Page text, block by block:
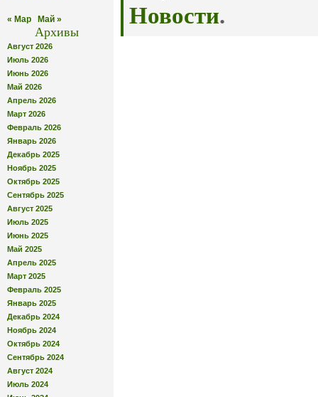
« Мар Май »
Архивы
Август 2026
Июль 2026
Июнь 2026
Май 2026
Апрель 2026
Март 2026
Февраль 2026
Январь 2026
Декабрь 2025
Ноябрь 2025
Октябрь 2025
Сентябрь 2025
Август 2025
Июль 2025
Июнь 2025
Май 2025
Апрель 2025
Март 2025
Февраль 2025
Январь 2025
Декабрь 2024
Ноябрь 2024
Октябрь 2024
Сентябрь 2024
Август 2024
Июль 2024
Новости.